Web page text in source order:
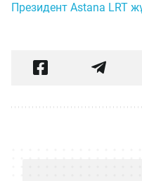
Президент Astana LRT